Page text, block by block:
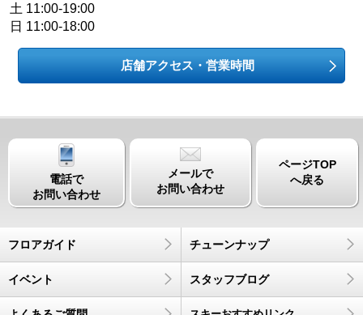
土 11:00-19:00
日 11:00-18:00
店舗アクセス・営業時間
電話で
お問い合わせ
メールで
お問い合わせ
ページTOP
へ戻る
フロアガイド チューンナップ
イベント スタッフブログ